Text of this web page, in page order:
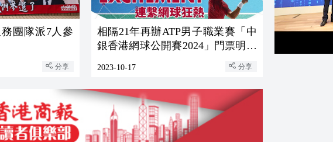
團隊派7人參
分享
相隔21年再辦ATP男子職業賽「中
銀香港網球公開賽2024」門票明日
2023-10-17 分享